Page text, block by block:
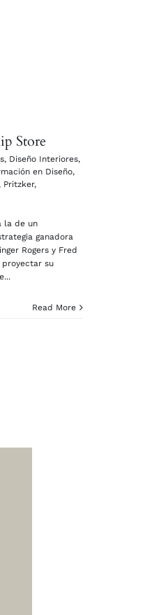
Store
, Diseño Interiores,
en Diseño,
Pritzker,
la de un
ganadora
Rogers y Fred
su
Read More